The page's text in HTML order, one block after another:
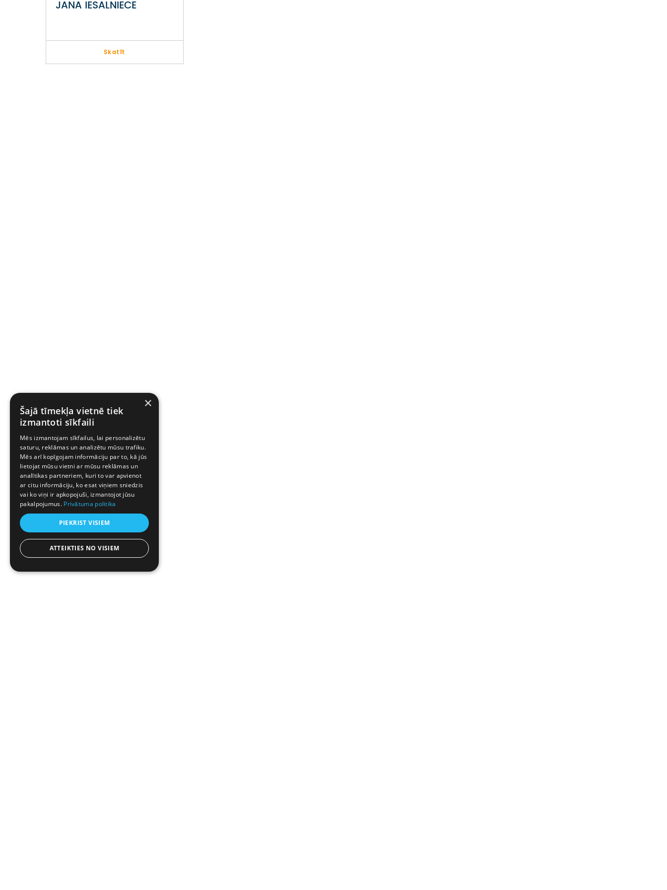
JANA IESALNIECE
Skatīt
×
Šajā tīmekļa vietnē tiek
izmantoti sīkfaili
Mēs izmantojam sīkfailus, lai personalizētu
saturu, reklāmas un analizētu mūsu trafiku.
Mēs arī kopīgojam informāciju par to, kā jūs
lietojat mūsu vietni ar mūsu reklāmas un
analītikas partneriem, kuri to var apvienot
ar citu informāciju, ko esat viņiem sniedzis
vai ko viņi ir apkopojuši, izmantojot jūsu
pakalpojumus. Privātuma politika
PIEKRIST VISIEM
ATTEIKTIES NO VISIEM